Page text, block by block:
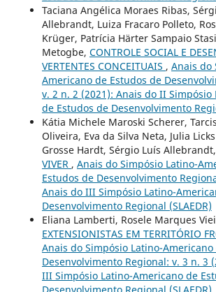
Taciana Angélica Moraes Ribas,
Allebrandt, Luiza Fracaro Polleto,
Krüger, Patrícia Härter Sampaio
Metogbe, CONTROLE SOCIAL E
VERTENTES CONCEITUAIS , Anais do
Americano de Estudos de
v. 2 n. 2 (2021): Anais do II
de Estudos de Desenvolvimento
Kátia Michele Maroski Scherer,
Oliveira, Eva da Silva Neta, Julia
Grosse Hardt, Sérgio Luís Allebrandt,
VIVER , Anais do Simpósio Latino-
Estudos de Desenvolvimento
Anais do III Simpósio Latino-
Desenvolvimento Regional (SLAEDR)
Eliana Lamberti, Rosele Marques
EXTENSIONISTAS EM TERRITÓRIO
Anais do Simpósio Latino-
Desenvolvimento Regional: v. 3 n. 3
III Simpósio Latino-Americano de